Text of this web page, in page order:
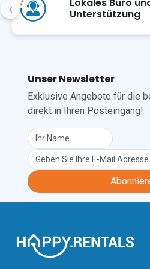
stehen Ihnen
Verfügung. Alle weiteren Produkte,
Sie während Ihres
Lage
Auf 1.504 Metern über
die höchstgelegene Gemeinde
Kanton Tessin und
atemberaubende Ausblicke auf
Berge sowie einen reichen
Charme. Zu den
Wanderwege in der
Umgebung. Die Region liegt im
Bosco, einem malerischen Seitental
Unterstützung
‹
Unser Newsletter
Exklusive Angebote für die
direkt in Ihren Posteingang!